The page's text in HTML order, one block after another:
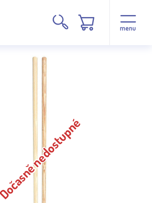
menu
Dočasně nedostupné